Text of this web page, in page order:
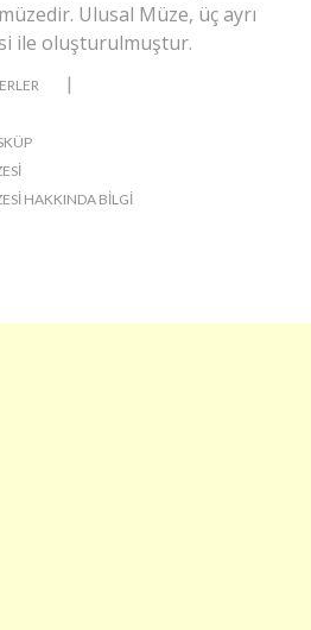
Ulusal Müze, üç ayrı
ile oluşturulmuştur.
|
HAKKINDA BILGI